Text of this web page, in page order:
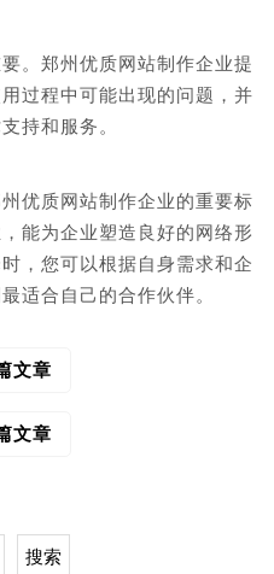
。郑州优质网站制作企业提
过程中可能出现的问题，并
持和服务。
优质网站制作企业的重要标
能为企业塑造良好的网络形
，您可以根据自身需求和企
适合自己的合作伙伴。
文章
文章
搜索